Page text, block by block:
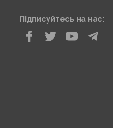
Підписуйтесь на нас: